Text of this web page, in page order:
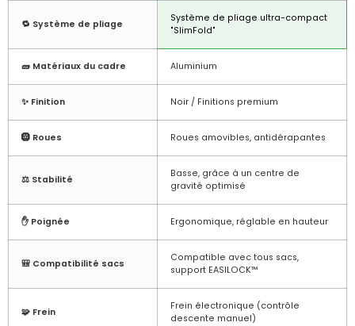
🔁 Système de pliage
Système de pliage ultra-compact
"SlimFold"
🧱 Matériaux du cadre Aluminium
✨ Finition Noir / Finitions premium
🛞 Roues Roues amovibles, antidérapantes
⚖️ Stabilité
Basse, grâce à un centre de
gravité optimisé
✋ Poignée Ergonomique, réglable en hauteur
🎒 Compatibilité sacs
Compatible avec tous sacs,
support EASILOCK™
🧩 Frein
Frein électronique (contrôle
descente manuel)